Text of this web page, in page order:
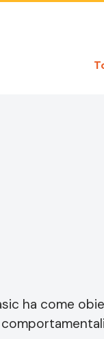
ha come